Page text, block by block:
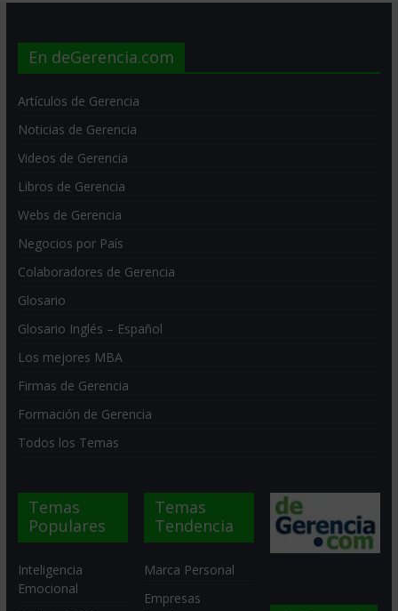
En deGerencia.com
Artículos de Gerencia
Noticias de Gerencia
Videos de Gerencia
Libros de Gerencia
Webs de Gerencia
Negocios por País
Colaboradores de Gerencia
Glosario
Glosario Inglés – Español
Los mejores MBA
Firmas de Gerencia
Formación de Gerencia
Todos los Temas
Temas
Populares
Inteligencia
Emocional
Temas
Tendencia
Marca Personal
Empresas